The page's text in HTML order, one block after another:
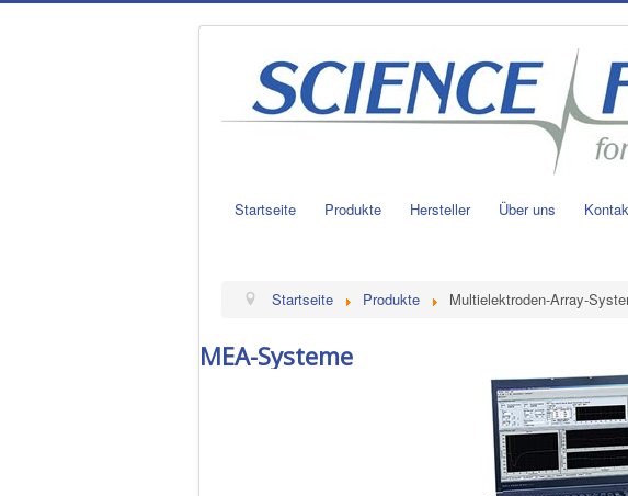
Startseite Produkte Hersteller Über uns
Startseite Produkte Multielektroden-Array-
MEA-Systeme